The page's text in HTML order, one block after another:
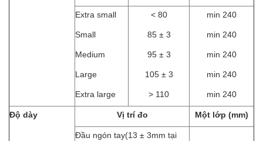
Extra small
Small
Medium
Large
Extra large
< 80
85 ± 3
95 ± 3
105 ± 3
> 110
min 240
min 240
min 240
min 240
min 240
Độ dày Vị trí đo Một lớp (mm)
Đầu ngón tay(13 ± 3mm tại